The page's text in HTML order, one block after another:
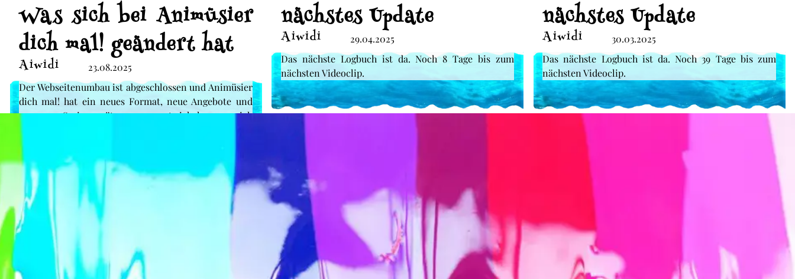
Was sich bei Animüsier
dich mal! geändert hat
Aiwidi
23.08.2025
Der Webseitenumbau ist abgeschlossen und Animüsier
dich mal! hat ein neues Format, neue Angebote und
aus Serienansätzen entwickeln sich
Zeichentrickfilme, deren Wachstum durch die
Pardey ist als Sprecher neu dazu gekommen und wirkt
in der Tontechnik mit -Herzlich willkommen Eric!
Danke für dein Engagement! Logbücher erscheinen
jetzt sporadisch und Besucher können jetzt
kommentieren.
nächstes Update
Aiwidi
29.04.2025
Das nächste Logbuch ist da. Noch 8 Tage bis zum
nächsten Videoclip.
nächstes Update
Aiwidi
30.03.2025
Das nächste Logbuch ist da. Noch 39 Tage bis zum
nächsten Videoclip.
Nächste